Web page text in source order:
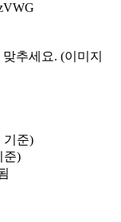
추세요. (이미지
준)